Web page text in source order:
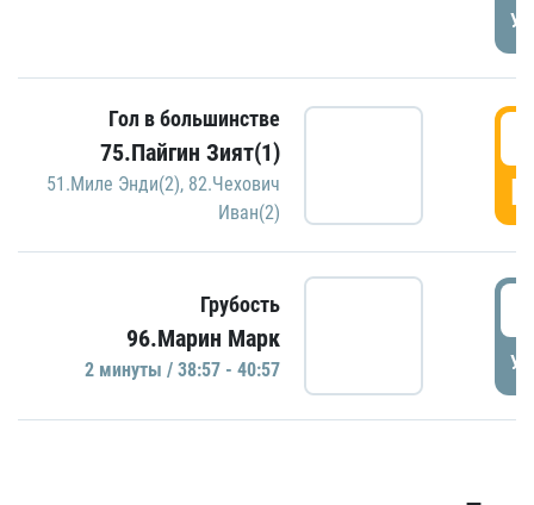
Гол в большинстве
75.Пайгин Зият(1)
51.Миле Энди(2), 82.Чехович
Иван(2)
Грубость
96.Марин Марк
2 минуты / 38:57 - 40:57